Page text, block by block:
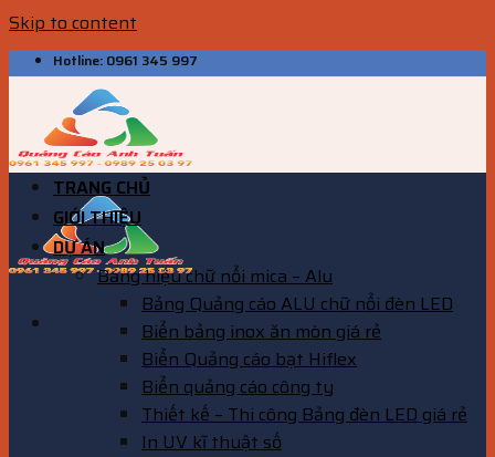
Skip to content
Hotline: 0961 345 997
TRANG CHỦ
GIỚI THIỆU
DỰ ÁN
Bảng hiệu chữ nổi mica – Alu
Bảng Quảng cáo ALU chữ nổi đèn LED
Biển bảng inox ăn mòn giá rẻ
Biển Quảng cáo bạt Hiflex
Biển quảng cáo công ty
Thiết kế – Thi công Bảng đèn LED giá rẻ
In UV kĩ thuật số